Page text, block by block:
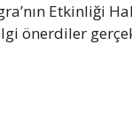
Etkinliği
önerdiler